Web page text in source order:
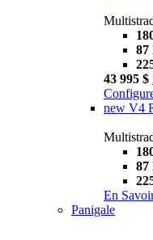
87
43 995 $
new V4
87
En
Panigale